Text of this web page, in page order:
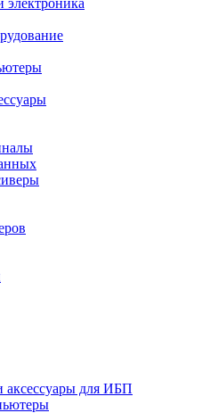
электроника
для ИБП